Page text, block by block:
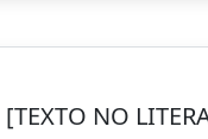
[TEXTO NO